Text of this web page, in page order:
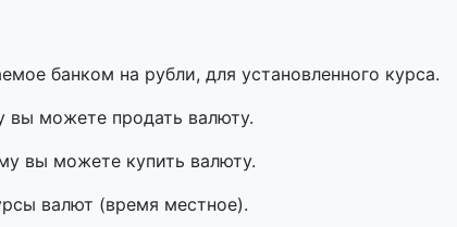
банком на рубли, для установленного курса.
можете продать валюту.
вы можете купить валюту.
валют (время местное).